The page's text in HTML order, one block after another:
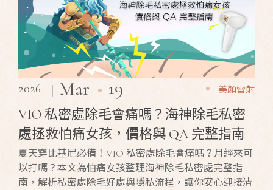
2026 Mar 19 美顏雷射
VIO 私密處除毛會痛嗎？海神除毛私密
處拯救怕痛女孩，價格與 QA 完整指南
夏天穿比基尼必備！VIO 私密處除毛會痛嗎？月經來可
以打嗎？本文為怕痛女孩整理海神除毛私密處完整指
南，解析私密處除毛好處與隱私流程，讓你安心迎接清